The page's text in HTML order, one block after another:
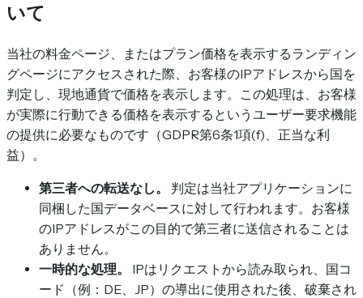
いて
当社の料金ページ、またはプラン価格を表示するランディン
グページにアクセスされた際、お客様のIPアドレスから国を
判定し、現地通貨で価格を表示します。この処理は、お客様
が実際に行動できる価格を表示するというユーザー要求機能
の提供に必要なものです（GDPR第6条1項(f)、正当な利
益）。
第三者への転送なし。
判定は当社アプリケーションに
同梱した国データベースに対して行われます。お客様
のIPアドレスがこの目的で第三者に送信されることは
ありません。
一時的な処理。
IPはリクエストから読み取られ、国コ
ード（例： DE、 JP）の導出に使用された後、破棄され